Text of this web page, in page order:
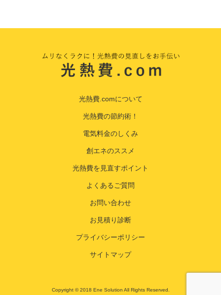
光熱費.comについて
光熱費の節約術！
電気料金のしくみ
創エネのススメ
光熱費を見直すポイント
よくあるご質問
お問い合わせ
お見積り診断
プライバシーポリシー
サイトマップ
Copyright © 2018 Ene Solution All Rights Reserved.